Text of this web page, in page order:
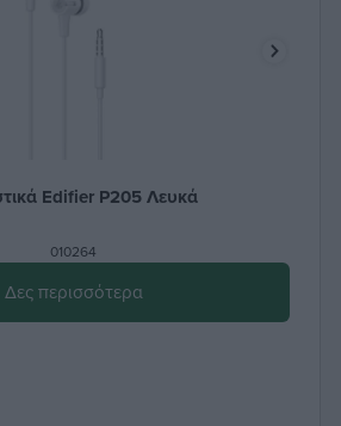
Edifier P205 Λευκά
010264
Δες περισσότερα